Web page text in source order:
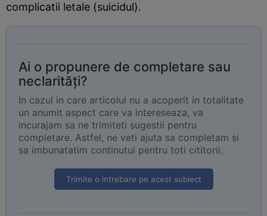
complicatii letale (suicidul).
Ai o propunere de completare sau
neclarități?
In cazul in care articolul nu a acoperit in totalitate
un anumit aspect care va intereseaza, va
incurajam sa ne trimiteti sugestii pentru
completare. Astfel, ne veti ajuta sa completam si
sa imbunatatim continutul pentru toti cititorii.
Trimite o intrebare pe acest subiect